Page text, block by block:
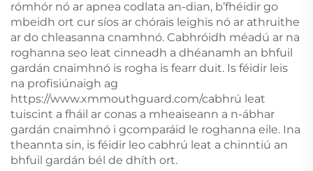
rómhór nó ar apnea codlata an-dian, b’fhéidir go
mbeidh ort cur síos ar chórais leighis nó ar athruithe
ar do chleasanna cnamhnó. Cabhróidh méadú ar na
roghanna seo leat cinneadh a dhéanamh an bhfuil
gardán cnaimhnó is rogha is fearr duit. Is féidir leis
na profisiúnaigh ag
https://www.xmmouthguard.com/cabhrú leat
tuiscint a fháil ar conas a mheaiseann a n-ábhar
gardán cnaimhnó i gcomparáid le roghanna eile. Ina
theannta sin, is féidir leo cabhrú leat a chinntiú an
bhfuil gardán bél de dhíth ort.